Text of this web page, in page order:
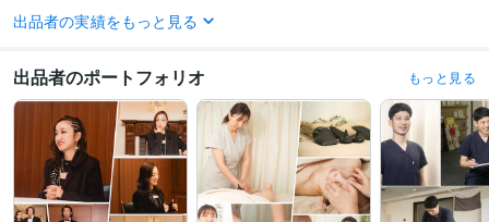
ビジネス・クリエイティブツール
Google Analytics:7年
得意分野
動画編集・映像制作 人物撮影
学歴
大東文化大学 1991年3月 ~ 1995年2月
出品者の実績をもっと見る
出品者のポートフォリオ もっと見る